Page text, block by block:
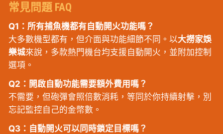
常見問題 FAQ
Q1：所有捕魚機都有自動開火功能嗎？
大多數機型都有，但介面與功能細節不同。以大撈家娛
樂城來說，多款熱門機台均支援自動開火，並附加控制
選項。
Q2：開啟自動功能需要額外費用嗎？
不需要，但砲彈會照倍數消耗，等同於你持續射擊，別
忘記監控自己的金幣數。
Q3：自動開火可以同時鎖定目標嗎？